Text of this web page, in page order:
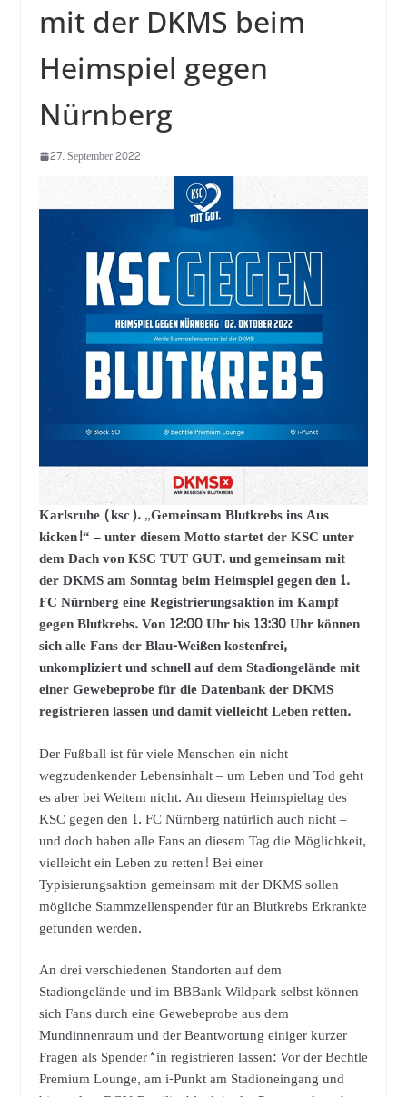
mit der DKMS beim
Heimspiel gegen
Nürnberg
27. September 2022
Karlsruhe (ksc).„Gemeinsam Blutkrebs ins Aus
kicken!“ – unter diesem Motto startet der KSC unter
dem Dach von KSC TUT GUT. und gemeinsam mit
der DKMS am Sonntag beim Heimspiel gegen den 1.
FC Nürnberg eine Registrierungsaktion im Kampf
gegen Blutkrebs. Von 12:00 Uhr bis 13:30 Uhr können
sich alle Fans der Blau-Weißen kostenfrei,
unkompliziert und schnell auf dem Stadiongelände mit
einer Gewebeprobe für die Datenbank der DKMS
registrieren lassen und damit vielleicht Leben retten.
Der Fußball ist für viele Menschen ein nicht
wegzudenkender Lebensinhalt – um Leben und Tod geht
es aber bei Weitem nicht. An diesem Heimspieltag des
KSC gegen den 1. FC Nürnberg natürlich auch nicht –
und doch haben alle Fans an diesem Tag die Möglichkeit,
vielleicht ein Leben zu retten! Bei einer
Typisierungsaktion gemeinsam mit der DKMS sollen
mögliche Stammzellenspender für an Blutkrebs Erkrankte
gefunden werden.
An drei verschiedenen Standorten auf dem
Stadiongelände und im BBBank Wildpark selbst können
sich Fans durch eine Gewebeprobe aus dem
Mundinnenraum und der Beantwortung einiger kurzer
Fragen als Spender*in registrieren lassen: Vor der Bechtle
Premium Lounge, am i-Punkt am Stadioneingang und